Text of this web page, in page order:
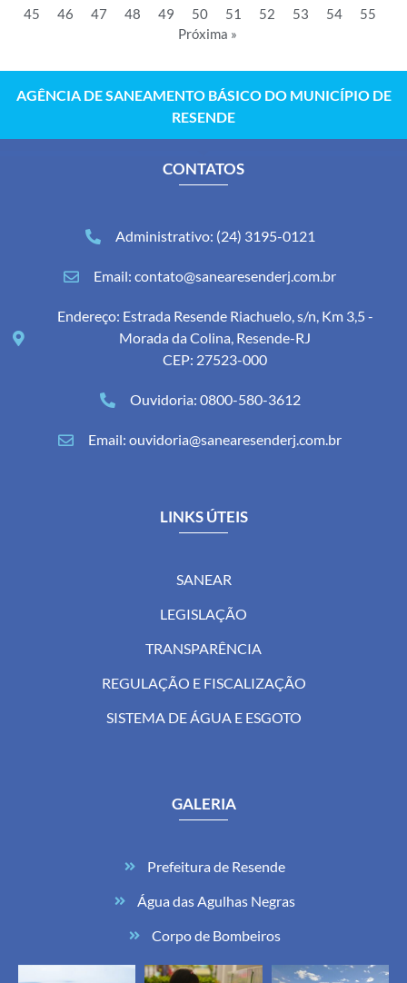
45
46 47 48 49 50 51 52 53 54
55
Próxima »
AGÊNCIA DE SANEAMENTO BÁSICO DO MUNICÍPIO DE
RESENDE
CONTATOS
Administrativo: (24) 3195-0121
Email: contato@sanearesenderj.com.br
Endereço: Estrada Resende Riachuelo, s/n, Km 3,5 -
Morada da Colina, Resende-RJ
CEP: 27523-000
Ouvidoria: 0800-580-3612
Email: ouvidoria@sanearesenderj.com.br
LINKS ÚTEIS
SANEAR
LEGISLAÇÃO
TRANSPARÊNCIA
REGULAÇÃO E FISCALIZAÇÃO
SISTEMA DE ÁGUA E ESGOTO
GALERIA
Prefeitura de Resende
Água das Agulhas Negras
Corpo de Bombeiros